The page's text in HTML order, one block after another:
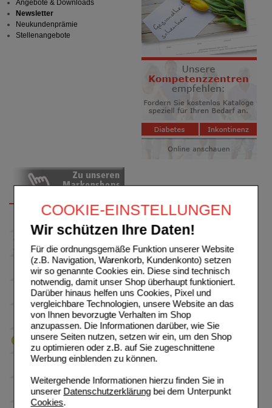
COOKIE-EINSTELLUNGEN
Wir schützen Ihre Daten!
Für die ordnungsgemäße Funktion unserer Website
(z.B. Navigation, Warenkorb, Kundenkonto) setzen
wir so genannte Cookies ein. Diese sind technisch
notwendig, damit unser Shop überhaupt funktioniert.
Darüber hinaus helfen uns Cookies, Pixel und
vergleichbare Technologien, unsere Website an das
von Ihnen bevorzugte Verhalten im Shop
anzupassen. Die Informationen darüber, wie Sie
unsere Seiten nutzen, setzen wir ein, um den Shop
zu optimieren oder z.B. auf Sie zugeschnittene
Werbung einblenden zu können.
Weitergehende Informationen hierzu finden Sie in
unserer Datenschutzerklärungbei dem Unterpunkt
Cookies.
Angebote & Downloads
Newsletter
Neukundenprämie
Stellenangebote